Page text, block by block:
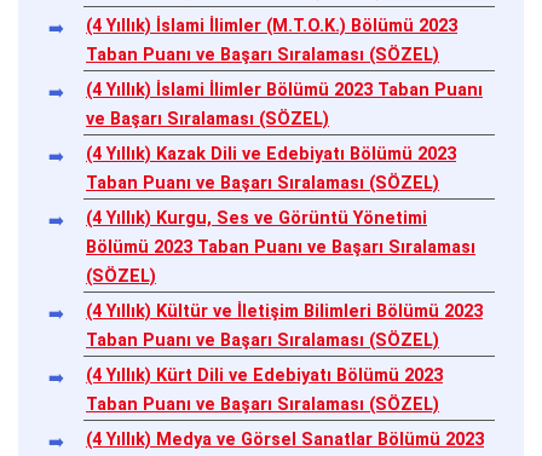
(4 Yıllık) İslami İlimler (M.T.O.K.) Bölümü 2023
Taban Puanı ve Başarı Sıralaması (SÖZEL)
(4 Yıllık) İslami İlimler Bölümü 2023 Taban Puanı
ve Başarı Sıralaması (SÖZEL)
(4 Yıllık) Kazak Dili ve Edebiyatı Bölümü 2023
Taban Puanı ve Başarı Sıralaması (SÖZEL)
(4 Yıllık) Kurgu, Ses ve Görüntü Yönetimi
Bölümü 2023 Taban Puanı ve Başarı Sıralaması
(SÖZEL)
(4 Yıllık) Kültür ve İletişim Bilimleri Bölümü 2023
Taban Puanı ve Başarı Sıralaması (SÖZEL)
(4 Yıllık) Kürt Dili ve Edebiyatı Bölümü 2023
Taban Puanı ve Başarı Sıralaması (SÖZEL)
(4 Yıllık) Medya ve Görsel Sanatlar Bölümü 2023